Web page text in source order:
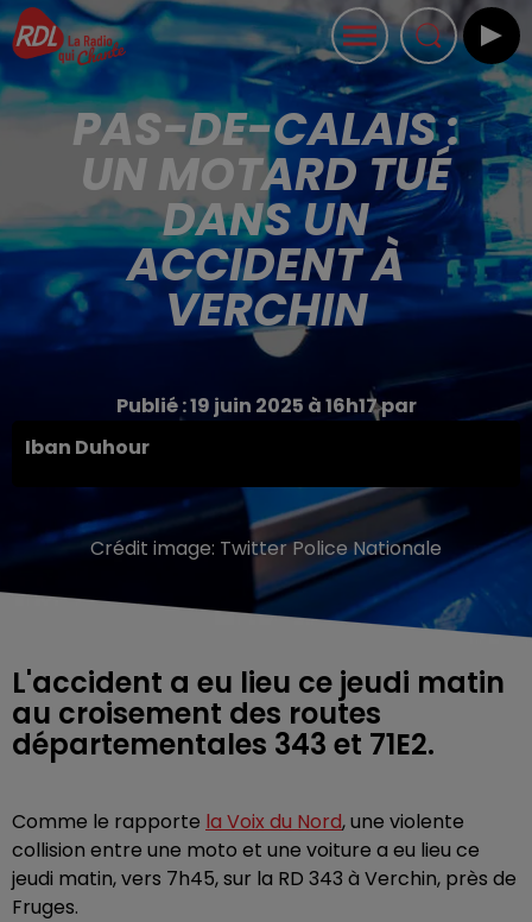
PAS-DE-CALAIS :
UN MOTARD TUÉ
DANS UN
ACCIDENT À
VERCHIN
Publié : 19 juin 2025 à 16h17 par
Iban Duhour
Crédit image: Twitter Police Nationale
L'accident a eu lieu ce jeudi matin
au croisement des routes
départementales 343 et 71E2.
Comme le rapporte la Voix du Nord, une violente
collision entre une moto et une voiture a eu lieu ce
jeudi matin, vers 7h45, sur la RD 343 à Verchin, près de
Fruges.